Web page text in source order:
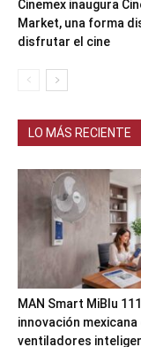
Cinemex inaugura
Market, una forma
disfrutar el cine
LO MÁS RECIENTE
MAN Smart MiBlu
innovación mexicana
ventiladores